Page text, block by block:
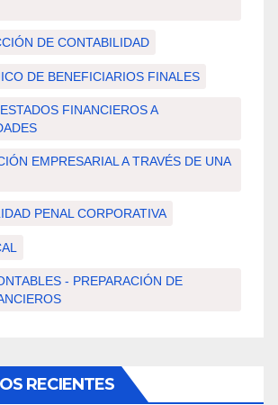
DE CONTABILIDAD
DE BENEFICIARIOS FINALES
FINANCIEROS A
EMPRESARIAL A TRAVÉS DE UNA
PENAL CORPORATIVA
- PREPARACIÓN DE
RECIENTES